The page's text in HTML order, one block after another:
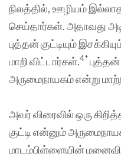
நிலத்தில், ஊழியம்
செய்தார்கள். அதாவது
புத்தன் குட்டியும்
மாறி விட்டார்கள்.4*
அருமைநாயகம் என்று
அவர் விரைவில் ஒரு
குட்டி என்னும்
மாடம்பிள்ளையின்